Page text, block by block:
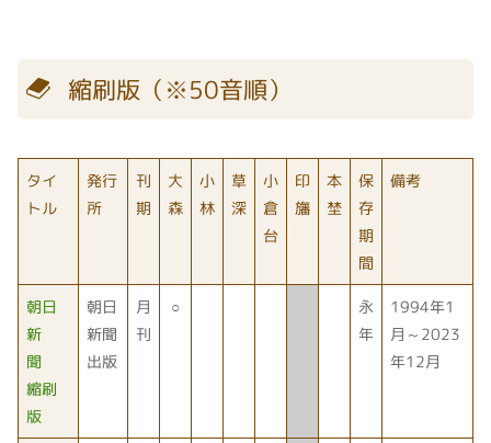
縮刷版（※50音順）
タイ
トル
発行
所
刊
期
大
森
小
林
草
深
小
倉
台
印
旛
本
埜
保
存
期
間
備考
朝日
新
聞
縮刷
版
朝日
新聞
出版
月
刊
○
永
年
1994年1
月～2023
年12月